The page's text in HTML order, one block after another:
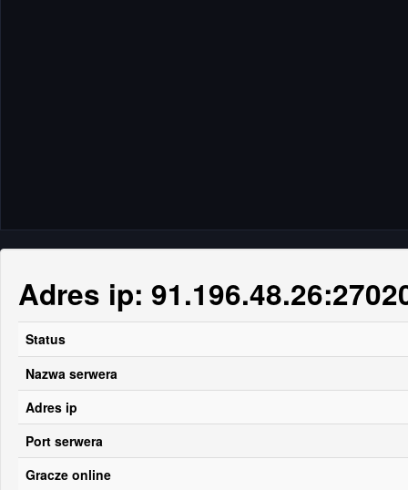
Adres ip:
Status
Nazwa serwera
Adres ip
Port serwera
Gracze online